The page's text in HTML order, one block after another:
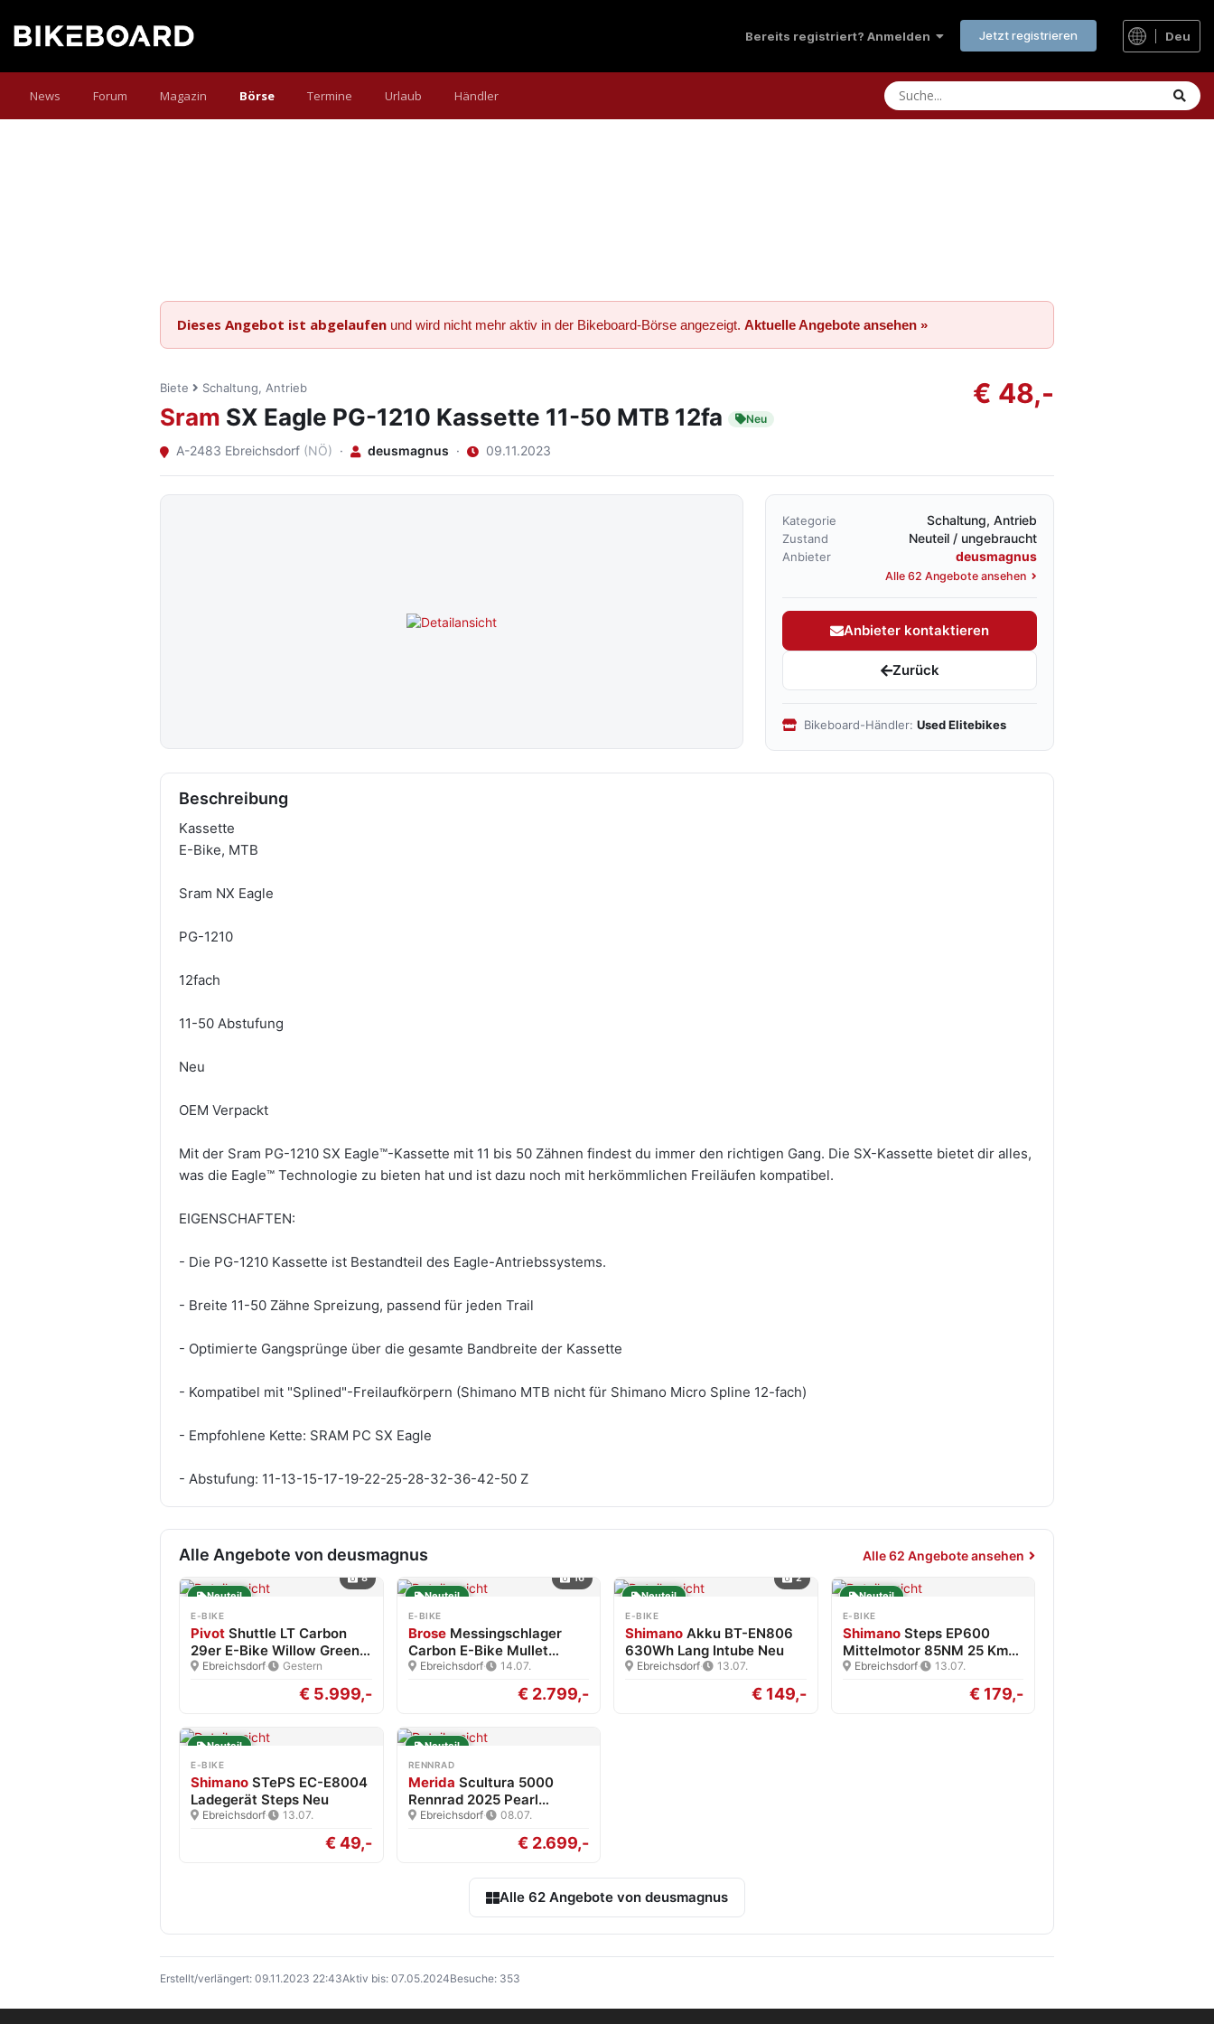
Bereits registriert? Anmelden Jetzt registrieren Deu
News Forum Magazin Börse Termine Urlaub Händler
Dieses Angebot ist abgelaufen und wird nicht mehr aktiv in der Bikeboard-Börse angezeigt. Aktuelle Angebote ansehen »
Biete Schaltung, Antrieb
Sram SX Eagle PG-1210 Kassette 11-50 MTB 12fa Neu
A-2483 Ebreichsdorf (NÖ) · deusmagnus · 09.11.2023
€ 48,-
Kategorie Schaltung, Antrieb
Zustand Neuteil / ungebraucht
Anbieter deusmagnus
Alle 62 Angebote ansehen
Anbieter kontaktieren
Zurück
Bikeboard-Händler: Used Elitebikes
Beschreibung
Kassette
E-Bike, MTB
Sram NX Eagle
PG-1210
12fach
11-50 Abstufung
Neu
OEM Verpackt
Mit der Sram PG-1210 SX Eagle™-Kassette mit 11 bis 50 Zähnen findest du immer den richtigen Gang. Die SX-Kassette bietet dir alles,
was die Eagle™ Technologie zu bieten hat und ist dazu noch mit herkömmlichen Freiläufen kompatibel.
EIGENSCHAFTEN:
- Die PG-1210 Kassette ist Bestandteil des Eagle-Antriebssystems.
- Breite 11-50 Zähne Spreizung, passend für jeden Trail
- Optimierte Gangsprünge über die gesamte Bandbreite der Kassette
- Kompatibel mit "Splined"-Freilaufkörpern (Shimano MTB nicht für Shimano Micro Spline 12-fach)
- Empfohlene Kette: SRAM PC SX Eagle
- Abstufung: 11-13-15-17-19-22-25-28-32-36-42-50 Z
Alle Angebote von deusmagnus Alle 62 Angebote ansehen
8
Neuteil
E-BIKE
Pivot Shuttle LT Carbon
29er E-Bike Willow Green…
Ebreichsdorf· Gestern
€ 5.999,-
16
Neuteil
E-BIKE
Brose Messingschlager
Carbon E-Bike Mullet
Brose…
Ebreichsdorf· 14.07.
€ 2.799,-
2
Neuteil
E-BIKE
Shimano Akku BT-EN806
630Wh Lang Intube Neu
Ebreichsdorf· 13.07.
€ 149,-
Neuteil
E-BIKE
Shimano Steps EP600
Mittelmotor 85NM 25 Km/h
NeuEbreichsdorf· 13.07.
€ 179,-
Neuteil
E-BIKE
Shimano STePS EC-E8004
Ladegerät Steps Neu
Ebreichsdorf· 13.07.
€ 49,-
Neuteil
RENNRAD
Merida Scultura 5000
Rennrad 2025 Pearl
White/Blk…
Ebreichsdorf· 08.07.
€ 2.699,-
Alle 62 Angebote von deusmagnus
Erstellt/verlängert: 09.11.2023 22:43Aktiv bis: 07.05.2024Besuche: 353